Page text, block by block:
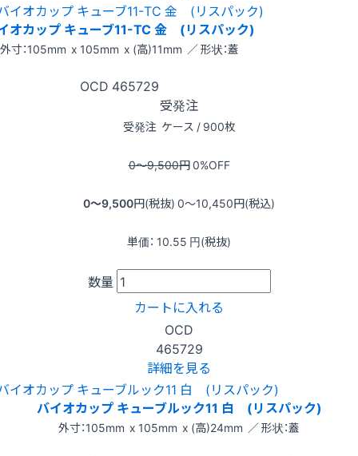
オカップ キューブ11-TC 金 (リスパック)
外寸：105mm x 105mm x (高)11mm ／ 形状：蓋
OCD 465729
受発注
受発注 ケース / 900枚
0〜9,500円0%OFF
0〜9,500円(税抜) 0〜10,450円(税込)
単価： 10.55 円(税抜)
数量
カートに入れる
OCD
465729
詳細を見る
バイオカップ キューブルック11 白 (リスパック)
外寸：105mm x 105mm x (高)24mm ／ 形状：蓋